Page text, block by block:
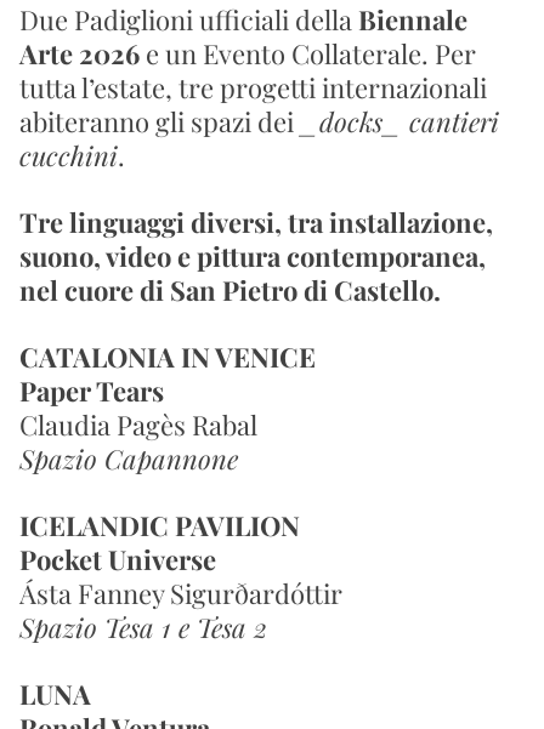
Due Padiglioni ufficiali della Biennale
Arte 2026 e un Evento Collaterale. Per
tutta l’estate, tre progetti internazionali
abiteranno gli spazi dei
_docks_ cantieri
cucchini.
Tre linguaggi diversi, tra installazione,
suono, video e pittura contemporanea,
nel cuore di San Pietro di Castello.
CATALONIA IN VENICE
Paper Tears
Claudia Pagès Rabal
Spazio Capannone
ICELANDIC PAVILION
Pocket Universe
Ásta Fanney Sigurðardóttir
Spazio Tesa 1 e Tesa 2
LUNA